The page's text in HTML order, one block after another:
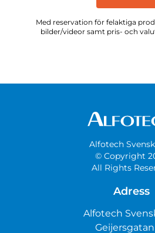
Med reservation för felaktiga
bilder/videor samt pris- och
Alfotech
© Copyright
All Rights
Adress
Alfotech
Geijersgatan